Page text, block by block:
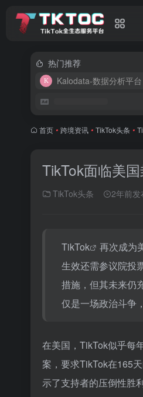
热门推荐
Kalodata-数据分析平台
首页 • 跨境资讯 • TikTok头条 •
TikTok面临美
TikTok头条 2年前发
TikTok 再次成为
生效还需参议院投
措施，但其未来仍
仅是一场政治斗争
在美国，TikTok似乎每
案，要求TikTok在165
示了支持者的压倒性胜